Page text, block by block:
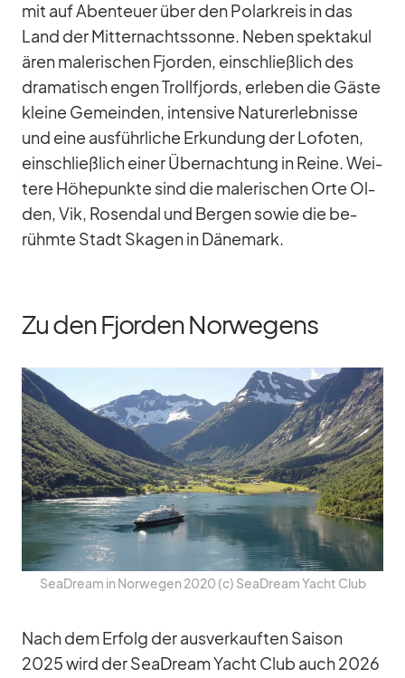
mit auf Aben­teuer über den Po­lar­kreis in das
Land der Mit­ter­nachts­sonne. Ne­ben spek­ta­ku­l
ä­ren ma­le­ri­schen Fjor­den, ein­schließ­lich des
dra­ma­tisch en­gen Troll­fjords, er­le­ben die Gäste
kleine Ge­mein­den, in­ten­sive Na­tur­er­leb­nisse
und eine aus­führ­li­che Er­kun­dung der Lo­fo­ten,
ein­schließ­lich ei­ner Über­nach­tung in Reine. Wei­
tere Hö­he­punkte sind die ma­le­ri­schen Orte Ol­
den, Vik, Ro­sendal und Ber­gen so­wie die be­
rühmte Stadt Ska­gen in Dä­ne­mark.
Zu den Fjorden Norwegens
SeaD­ream in Nor­we­gen 2020 (c) SeaD­ream Yacht Club
Nach dem Er­folg der aus­ver­kauf­ten Sai­son
2025 wird der SeaD­ream Yacht Club auch 2026